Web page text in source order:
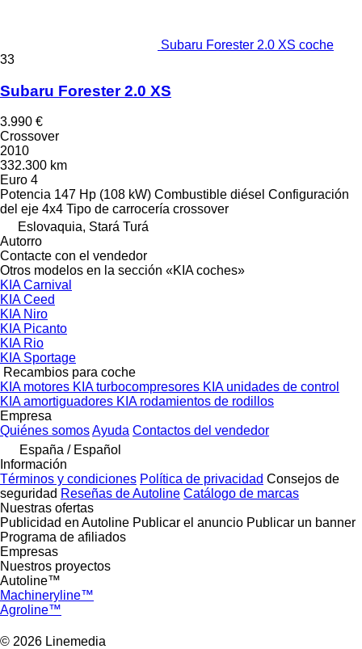
Subaru Forester 2.0 XS coche
33
Subaru Forester 2.0 XS
3.990 €
Crossover
2010
332.300 km
Euro 4
Potencia 147 Hp (108 kW) Combustible diésel Configuración
del eje 4x4 Tipo de carrocería crossover
Eslovaquia, Stará Turá
Autorro
Contacte con el vendedor
Otros modelos en la sección «KIA coches»
KIA Carnival
KIA Ceed
KIA Niro
KIA Picanto
KIA Rio
KIA Sportage
Recambios para coche
KIA motores KIA turbocompresores KIA unidades de control
KIA amortiguadores KIA rodamientos de rodillos
Empresa
Quiénes somosAyuda Contactos del vendedor
España / Español
Información
Términos y condiciones Política de privacidad Consejos de
seguridad Reseñas de Autoline Catálogo de marcas
Nuestras ofertas
Publicidad en Autoline Publicar el anuncio Publicar un banner
Programa de afiliados
Empresas
Nuestros proyectos
Autoline™
Machineryline™
Agroline™
© 2026 Linemedia